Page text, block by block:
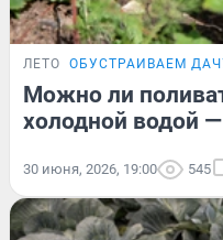
ЛЕТО ОБУСТРАИВАЕМ
Можно ли
холодной водой
30 июня, 2026, 19:00 545